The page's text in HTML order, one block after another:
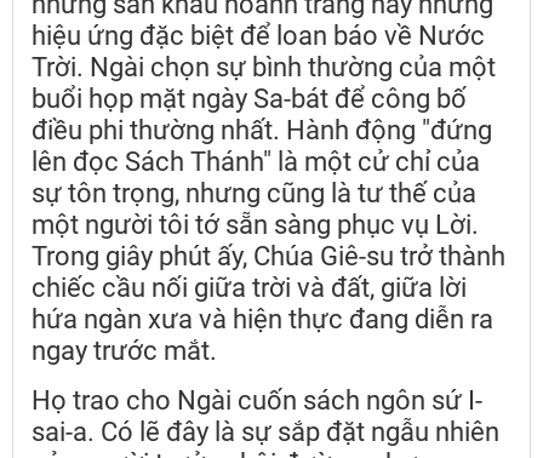
hiệu ứng đặc biệt để loan báo về Nước
Trời. Ngài chọn sự bình thường của một
buổi họp mặt ngày Sa-bát để công bố
điều phi thường nhất. Hành động "đứng
lên đọc Sách Thánh" là một cử chỉ của
sự tôn trọng, nhưng cũng là tư thế của
một người tôi tớ sẵn sàng phục vụ Lời.
Trong giây phút ấy, Chúa Giê-su trở thành
chiếc cầu nối giữa trời và đất, giữa lời
hứa ngàn xưa và hiện thực đang diễn ra
ngay trước mắt.
Họ trao cho Ngài cuốn sách ngôn sứ I-
sai-a. Có lẽ đây là sự sắp đặt ngẫu nhiên